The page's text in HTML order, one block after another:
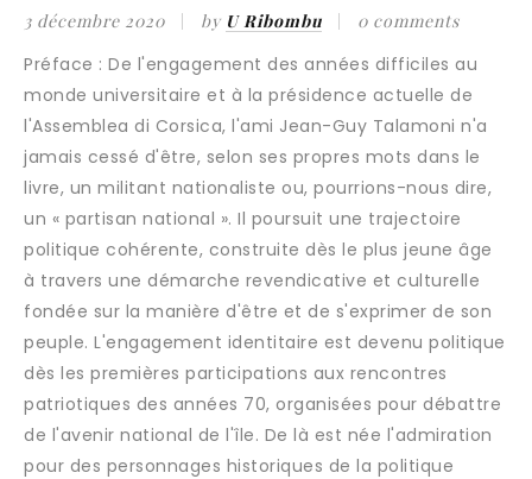
3 décembre 2020 by U Ribombu 0 comments
Préface : De l'engagement des années difficiles au
monde universitaire et à la présidence actuelle de
l'Assemblea di Corsica, l'ami Jean-Guy Talamoni n'a
jamais cessé d'être, selon ses propres mots dans le
livre, un militant nationaliste ou, pourrions-nous dire,
un « partisan national ». Il poursuit une trajectoire
politique cohérente, construite dès le plus jeune âge
à travers une démarche revendicative et culturelle
fondée sur la manière d'être et de s'exprimer de son
peuple. L'engagement identitaire est devenu politique
dès les premières participations aux rencontres
patriotiques des années 70, organisées pour débattre
de l'avenir national de l'île. De là est née l'admiration
pour des personnages historiques de la politique